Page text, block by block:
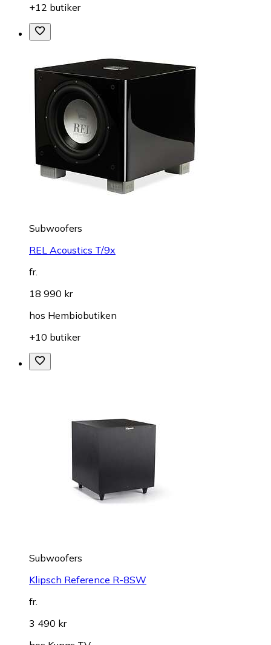
+12 butiker
Subwoofers
REL Acoustics T/9x
fr.
18 990 kr
hos Hembiobutiken
+10 butiker
Subwoofers
Klipsch Reference R-8SW
fr.
3 490 kr